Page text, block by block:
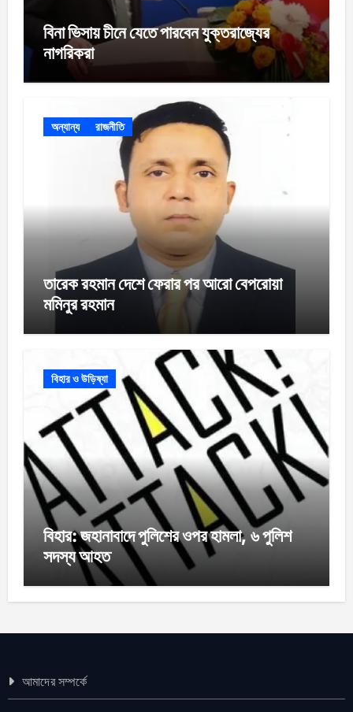
বিনা ভিসায় চীনে যেতে পারবেন যুক্তরাজ্যের
নাগরিকরা
অন্যান্য রাজনীতি
তারেক রহমান দেশে ফেরার পর আরো বেপরোয়া
মমিনুর রহমান
বিহার ও উড়িষ্যা
বিহার: জহানাবাদে পুলিশের ওপর হামলা, ৬ পুলিশ
সদস্য আহত
আমাদের সম্পর্কে